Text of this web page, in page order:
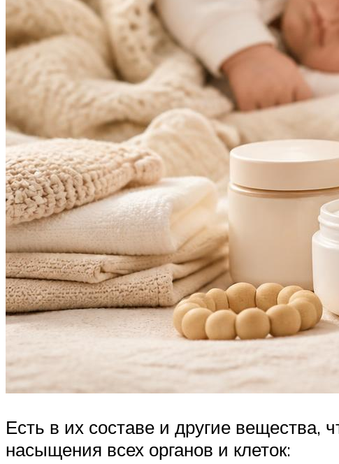
Есть в их составе и другие вещества,
насыщения всех органов и клеток: